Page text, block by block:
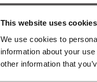
This website uses cookies
We use cookies to
information about your
other information that